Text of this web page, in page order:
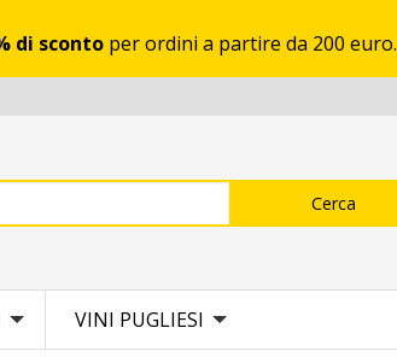
di sconto per ordini a partire da 200 euro.
VINI PUGLIESI